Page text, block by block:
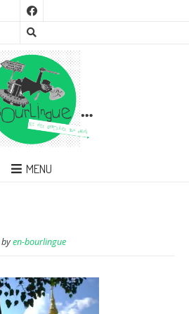
MENU
byen-bourlingue